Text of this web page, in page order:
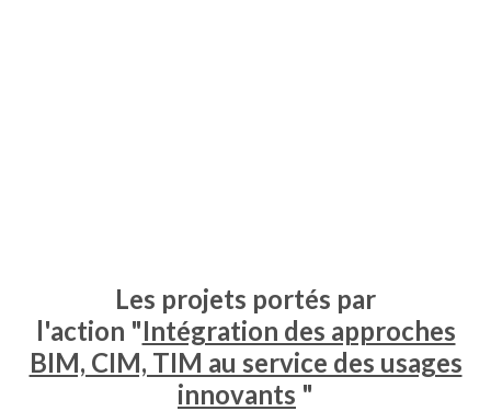
Les projets portés par
l'action "Intégration des approches
BIM, CIM, TIM au service des usages
innovants "